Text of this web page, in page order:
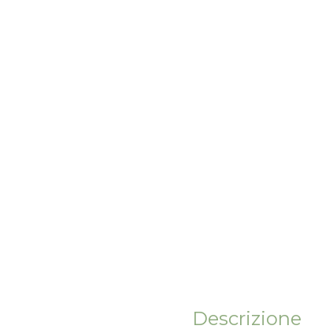
Descrizione